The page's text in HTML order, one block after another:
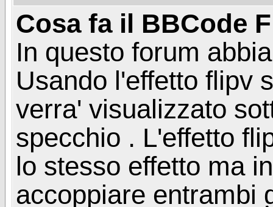
Cosa fa il BBCode
In questo forum
Usando l'effetto flipv
verra' visualizzato
specchio . L'effetto
lo stesso effetto ma
accoppiare entrambi